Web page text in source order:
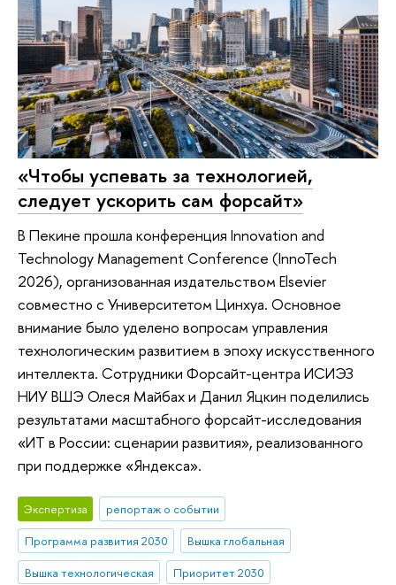
«Чтобы успевать за технологией,
следует ускорить сам форсайт»
В Пекине прошла конференция Innovation and
Technology Management Conference (InnoTech
2026), организованная издательством Elsevier
совместно с Университетом Цинхуа. Основное
внимание было уделено вопросам управления
технологическим развитием в эпоху искусственного
интеллекта. Сотрудники Форсайт-центра ИСИЭЗ
НИУ ВШЭ Олеся Майбах и Данил Яцкин поделились
результатами масштабного форсайт-исследования
«ИТ в России: сценарии развития», реализованного
при поддержке «Яндекса».
Экспертиза
репортаж о событии
Программа развития 2030
Вышка глобальная
Вышка технологическая
Приоритет 2030